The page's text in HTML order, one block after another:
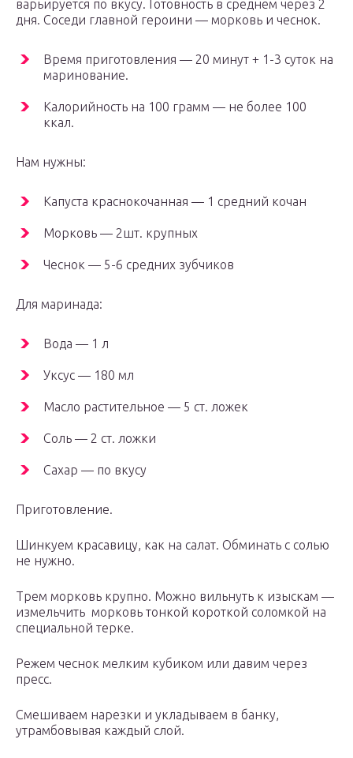
варьируется по вкусу. Готовность в среднем через 2
дня. Соседи главной героини — морковь и чеснок.
Время приготовления — 20 минут + 1-3 суток на
маринование.
Калорийность на 100 грамм — не более 100
ккал.
Нам нужны:
Капуста краснокочанная — 1 средний кочан
Морковь — 2шт. крупных
Чеснок — 5-6 средних зубчиков
Для маринада:
Вода — 1 л
Уксус — 180 мл
Масло растительное — 5 ст. ложек
Соль — 2 ст. ложки
Сахар — по вкусу
Приготовление.
Шинкуем красавицу, как на салат. Обминать с солью
не нужно.
Трем морковь крупно. Можно вильнуть к изыскам —
измельчить морковь тонкой короткой соломкой на
специальной терке.
Режем чеснок мелким кубиком или давим через
пресс.
Смешиваем нарезки и укладываем в банку,
утрамбовывая каждый слой.